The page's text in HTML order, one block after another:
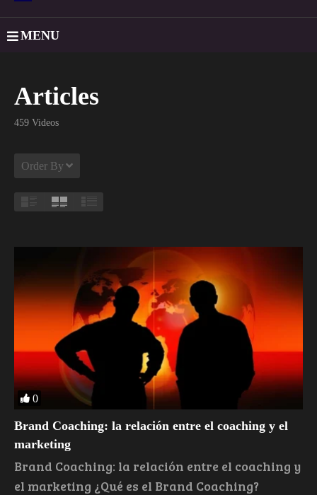
MENU
Articles
459 Videos
Order By
0
​Brand Coaching: la relación entre el coaching y el
marketing
​Brand Coaching: la relación entre el coaching y
el marketing ¿Qué es el Brand Coaching?